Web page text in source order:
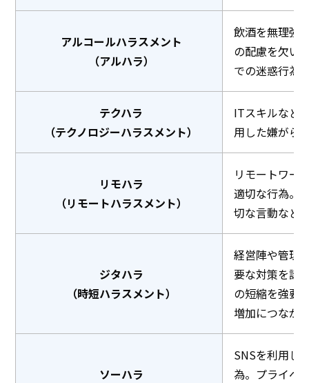
アルコールハラスメント
（アルハラ）
飲酒を無理強
の配慮を欠い
での迷惑行為
テクハラ
（テクノロジーハラスメント）
ITスキルなど
用した嫌がら
リモハラ
（リモートハラスメント）
リモートワー
適切な行為。
切な言動など
ジタハラ
（時短ハラスメント）
経営陣や管理
要な対策を講
の短縮を強要
増加につなが
ソーハラ
SNSを利用し
為。プライベ